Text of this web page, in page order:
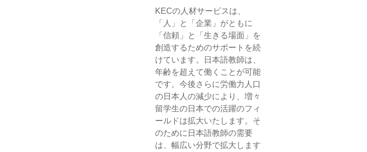
KECの人材サービスは、
「人」と「企業」がともに
「信頼」と「生きる場面」を
創造するためのサポートを続
けています。日本語教師は、
年齢を超えて働くことが可能
です。今後さらに労働力人口
の日本人の減少により、増々
留学生の日本での活躍のフィ
ールドは拡大いたします。そ
のために日本語教師の需要
は、幅広い分野で拡大します